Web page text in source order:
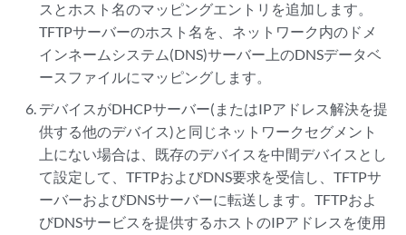
スとホスト名のマッピングエントリを追加します。
TFTPサーバーのホスト名を、ネットワーク内のドメ
インネームシステム(DNS)サーバー上のDNSデータベ
ースファイルにマッピングします。
デバイスがDHCPサーバー(またはIPアドレス解決を提
供する他のデバイス)と同じネットワークセグメント
上にない場合は、既存のデバイスを中間デバイスとし
て設定して、TFTPおよびDNS要求を受信し、TFTPサ
ーバーおよびDNSサーバーに転送します。TFTPおよ
びDNSサービスを提供するホストのIPアドレスを使用